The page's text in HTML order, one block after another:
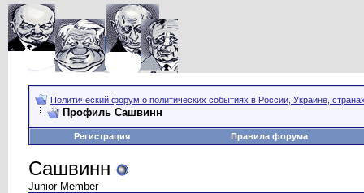
Политический форум о политических событиях в России, Украине,
Профиль Сашвинн
Регистрация Правила форума
Сашвинн
Junior Member